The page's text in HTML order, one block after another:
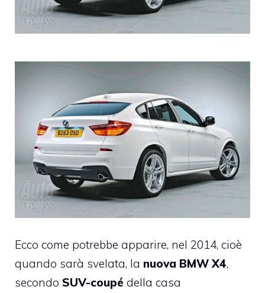
Ecco come potrebbe apparire, nel 2014, cioè
quando sarà svelata, la nuova BMW X4,
secondo SUV-coupé della casa